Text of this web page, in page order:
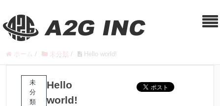
ホーム / 未分類 / Hello world!
未
分
類
Hello
world!